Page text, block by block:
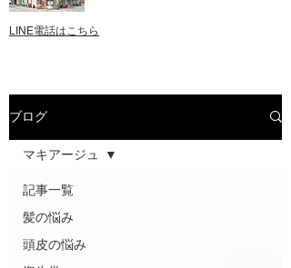
LINE電話はこちら
ブログ
記事一覧
髪の悩み
頭皮の悩み
マキアージュ